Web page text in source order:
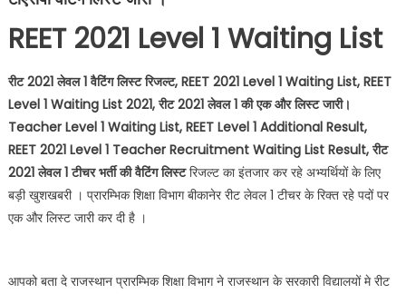
REET 2021 Level 1 Waiting List
रीट 2021 लेवल 1 वैटिंग लिस्ट रिजल्ट, REET 2021 Level 1 Waiting List, REET
Level 1 Waiting List 2021, रीट 2021 लेवल 1 की एक और लिस्ट जारी।
Teacher Level 1 Waiting List, REET Level 1 Additional Result,
REET 2021 Level 1 Teacher Recruitment Waiting List Result, रीट
2021 लेवल 1 टीचर भर्ती की वैटिंग लिस्टरिजल्ट का इंतजार कर रहे अभ्यर्थियों के लिए
बड़ी खुशखबरी । प्रारम्भिक शिक्षा विभाग बीकानेर रीट लेवल 1 टीचर के रिक्त रहे पदों पर
एक और लिस्ट जारी कर दी है ।
आपको बता दे राजस्थान प्रारम्भिक शिक्षा विभाग ने राजस्थान के सरकारी विद्यालयों मे रीट